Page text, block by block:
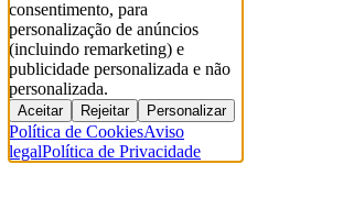
consentimento, para
personalização de anúncios
(incluindo remarketing) e
publicidade personalizada e não
personalizada.
Aceitar Rejeitar Personalizar
Política de CookiesAviso
legalPolítica de Privacidade